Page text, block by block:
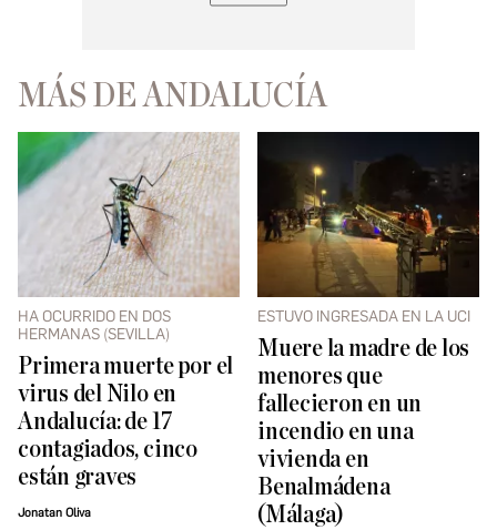
MÁS DE ANDALUCÍA
HA OCURRIDO EN DOS
HERMANAS (SEVILLA)
Primera muerte por el
virus del Nilo en
Andalucía: de 17
contagiados, cinco
están graves
Jonatan Oliva
ESTUVO INGRESADA EN LA UCI
Muere la madre de los
menores que
fallecieron en un
incendio en una
vivienda en
Benalmádena
(Málaga)